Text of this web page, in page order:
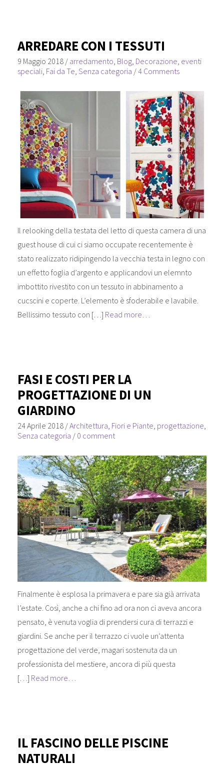
ARREDARE CON I TESSUTI
9 Maggio 2018/ arredamento Blog, Decorazione eventi
speciali, Fai da Te Senza categoria /4 Comments
Il relooking della testata del letto di questa camera di una
guest house di cui ci siamo occupate recentemente è
stato realizzato ridipingendo la vecchia testa in legno con
un effetto foglia d’argento e applicandovi un elemnto
imbottito rivestito con un tessuto in abbinamento a
cucscini e coperte. L’elemento è sfoderabile e lavabile.
Bellissimo tessuto con […] Read more…
FASI E COSTI PER LA
PROGETTAZIONE DI UN
GIARDINO
24 Aprile 2018/Architettura, Fiori e Piante, progettazione,
Senza categoria / 0 comment
Finalmente è esplosa la primavera e pare sia già arrivata
l’estate. Così, anche a chi fino ad ora non ci aveva ancora
pensato, è venuta voglia di prendersi cura di terrazzi e
giardini. Se anche per il terrazzo ci vuole un’attenta
progettazione del verde, magari sostenuta da un
professionista del mestiere, ancora di più questa
[…] Read more…
IL FASCINO DELLE PISCINE
NATURALI